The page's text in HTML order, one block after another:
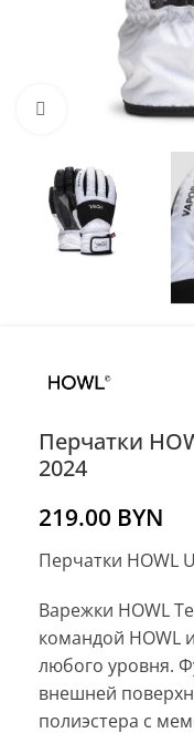
Нажмите,
Перчатки
2024
219.00 BYN
Перчатки HOWL
Варежки HOWL
командой HOWL
любого уровня.
внешней
полиэстера с